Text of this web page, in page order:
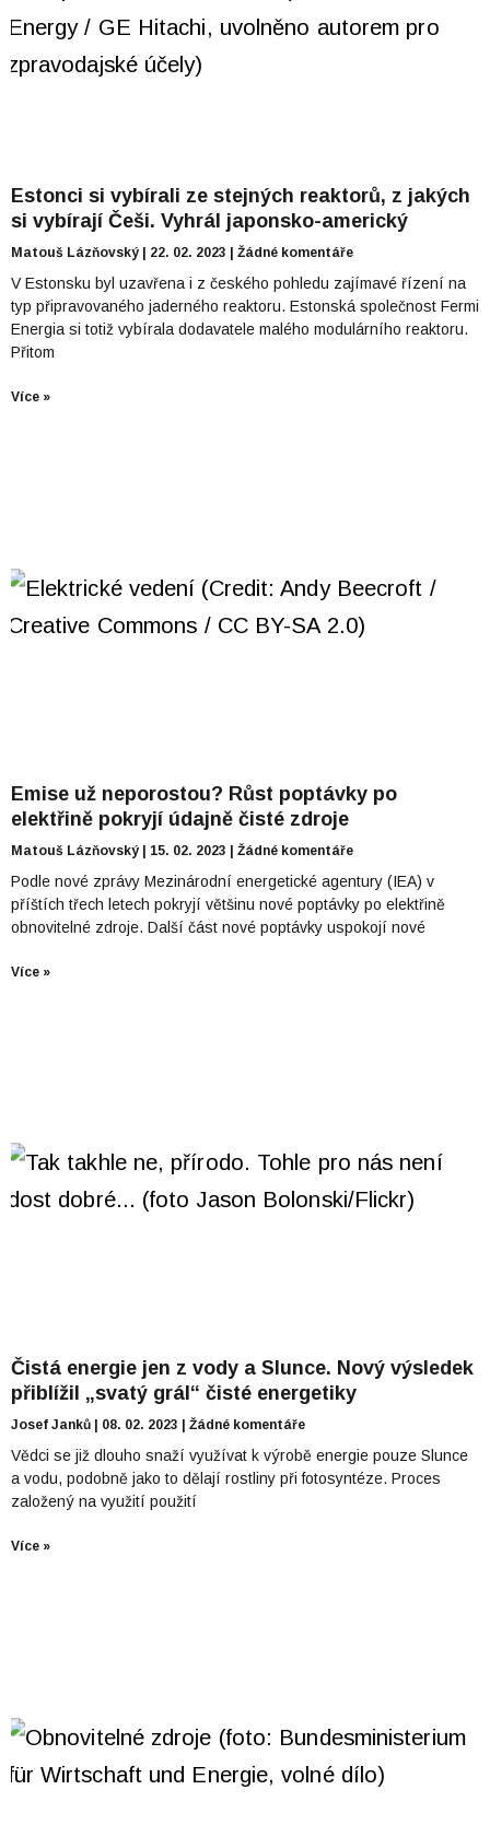
Estonci si vybírali ze stejných reaktorů, z jakých
si vybírají Češi. Vyhrál japonsko-americký
Matouš Lázňovský 22. 02. 2023 Žádné komentáře
V Estonsku byl uzavřena i z českého pohledu zajímavé řízení na
typ připravovaného jaderného reaktoru. Estonská společnost Fermi
Energia si totiž vybírala dodavatele malého modulárního reaktoru.
Přitom
Více »
Emise už neporostou? Růst poptávky po
elektřině pokryjí údajně čisté zdroje
Matouš Lázňovský 15. 02. 2023 Žádné komentáře
Podle nové zprávy Mezinárodní energetické agentury (IEA) v
příštích třech letech pokryjí většinu nové poptávky po elektřině
obnovitelné zdroje. Další část nové poptávky uspokojí nové
Více »
Čistá energie jen z vody a Slunce. Nový výsledek
přiblížil „svatý grál“ čisté energetiky
Josef Janků 08. 02. 2023 Žádné komentáře
Vědci se již dlouho snaží využívat k výrobě energie pouze Slunce
a vodu, podobně jako to dělají rostliny při fotosyntéze. Proces
založený na využití použití
Více »